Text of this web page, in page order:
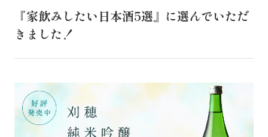
『家飲みしたい日本酒5選』に選んでいただ
きました！